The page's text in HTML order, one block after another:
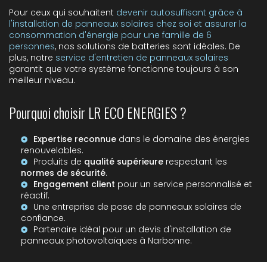
Pour ceux qui souhaitent devenir autosuffisant grâce à
l'installation de panneaux solaires chez soi et assurer la
consommation d'énergie pour une famille de 6
personnes, nos solutions de batteries sont idéales. De
plus, notre service d'entretien de panneaux solaires
garantit que votre système fonctionne toujours à son
meilleur niveau.
Pourquoi choisir LR ECO ENERGIES ?
Expertise reconnue dans le domaine des énergies
renouvelables.
Produits de qualité supérieure respectant les
normes de sécurité.
Engagement client pour un service personnalisé et
réactif.
Une entreprise de pose de panneaux solaires de
confiance.
Partenaire idéal pour un devis d'installation de
panneaux photovoltaïques à Narbonne.